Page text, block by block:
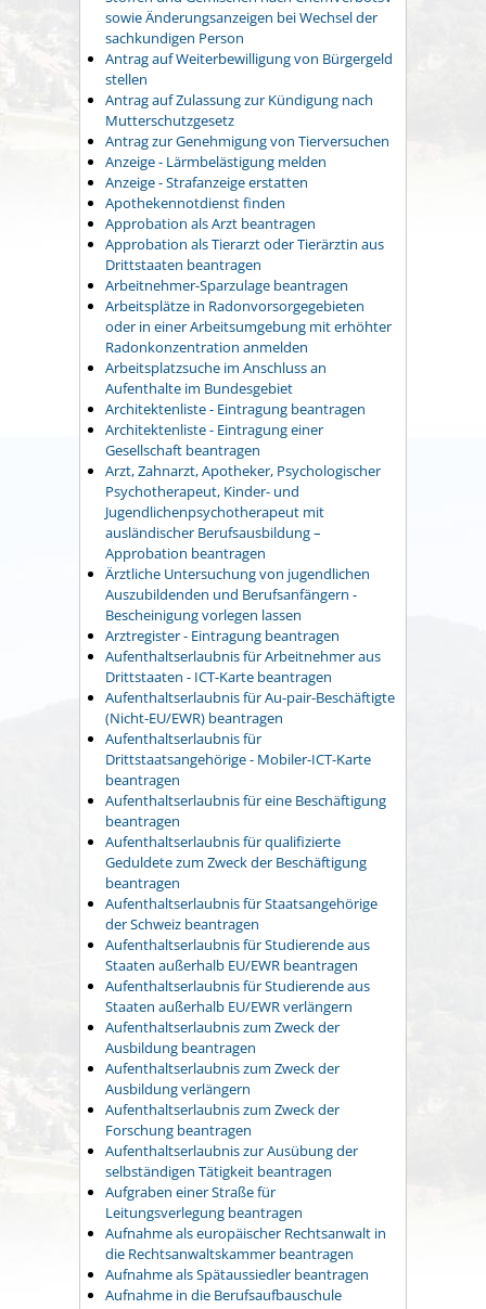
sowie Änderungsanzeigen bei Wechsel der
sachkundigen Person
Antrag auf Weiterbewilligung von Bürgergeld
stellen
Antrag auf Zulassung zur Kündigung nach
Mutterschutzgesetz
Antrag zur Genehmigung von Tierversuchen
Anzeige - Lärmbelästigung melden
Anzeige - Strafanzeige erstatten
Apothekennotdienst finden
Approbation als Arzt beantragen
Approbation als Tierarzt oder Tierärztin aus
Drittstaaten beantragen
Arbeitnehmer-Sparzulage beantragen
Arbeitsplätze in Radonvorsorgegebieten
oder in einer Arbeitsumgebung mit erhöhter
Radonkonzentration anmelden
Arbeitsplatzsuche im Anschluss an
Aufenthalte im Bundesgebiet
Architektenliste - Eintragung beantragen
Architektenliste - Eintragung einer
Gesellschaft beantragen
Arzt, Zahnarzt, Apotheker, Psychologischer
Psychotherapeut, Kinder- und
Jugendlichenpsychotherapeut mit
ausländischer Berufsausbildung –
Approbation beantragen
Ärztliche Untersuchung von jugendlichen
Auszubildenden und Berufsanfängern -
Bescheinigung vorlegen lassen
Arztregister - Eintragung beantragen
Aufenthaltserlaubnis für Arbeitnehmer aus
Drittstaaten - ICT-Karte beantragen
Aufenthaltserlaubnis für Au-pair-Beschäftigte
(Nicht-EU/EWR) beantragen
Aufenthaltserlaubnis für
Drittstaatsangehörige - Mobiler-ICT-Karte
beantragen
Aufenthaltserlaubnis für eine Beschäftigung
beantragen
Aufenthaltserlaubnis für qualifizierte
Geduldete zum Zweck der Beschäftigung
beantragen
Aufenthaltserlaubnis für Staatsangehörige
der Schweiz beantragen
Aufenthaltserlaubnis für Studierende aus
Staaten außerhalb EU/EWR beantragen
Aufenthaltserlaubnis für Studierende aus
Staaten außerhalb EU/EWR verlängern
Aufenthaltserlaubnis zum Zweck der
Ausbildung beantragen
Aufenthaltserlaubnis zum Zweck der
Ausbildung verlängern
Aufenthaltserlaubnis zum Zweck der
Forschung beantragen
Aufenthaltserlaubnis zur Ausübung der
selbständigen Tätigkeit beantragen
Aufgraben einer Straße für
Leitungsverlegung beantragen
Aufnahme als europäischer Rechtsanwalt in
die Rechtsanwaltskammer beantragen
Aufnahme als Spätaussiedler beantragen
Aufnahme in die Berufsaufbauschule